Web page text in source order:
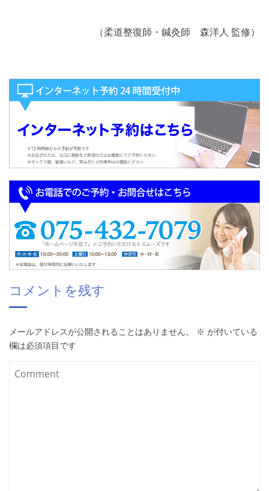
（柔道整復師・鍼灸師 森洋人 監修）
コメントを残す
メールアドレスが公開されることはありません。 ※ が付いている
欄は必須項目です